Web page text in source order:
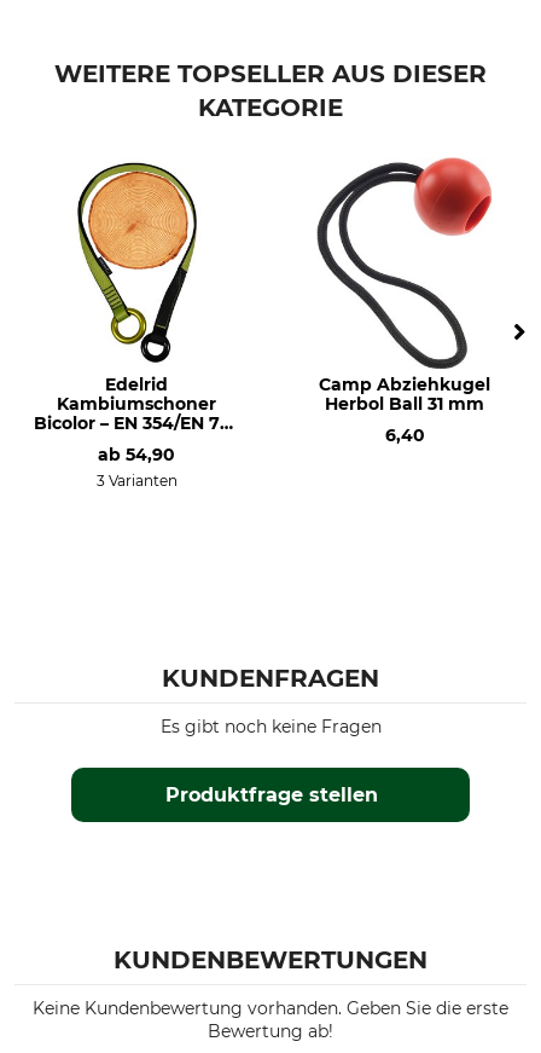
WEITERE TOPSELLER AUS DIESER
KATEGORIE
Edelrid
Kambiumschoner
Bicolor – EN 354/EN 795
ab 54,90
3 Varianten
Camp Abziehkugel
Herbol Ball 31 mm
6,40
KUNDENFRAGEN
Produktfrage stellen
Es gibt noch keine Fragen
KUNDENBEWERTUNGEN
Keine Kundenbewertung vorhanden. Geben Sie die erste
Bewertung ab!